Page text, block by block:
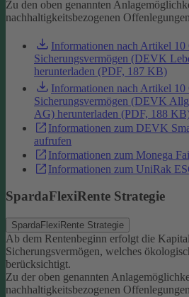
Zu den oben genannten
nachhaltigkeitsbezogenen
Informationen nach Artikel
Sicherungsvermögen (DEVK
herunterladen (PDF, 187 KB)
Informationen nach Artikel
Sicherungsvermögen (DEVK
AG) herunterladen (PDF, 188
Informationen zum DEVK
aufrufen
Informationen zum Monega
Informationen zum UniRak
SpardaFlexiRente Strategie
SpardaFlexiRente Strategie
Ab dem Rentenbeginn erfolgt die
Sicherungsvermögen, welches
berücksichtigt.
Zu der oben genannten
nachhaltigkeitsbezogenen